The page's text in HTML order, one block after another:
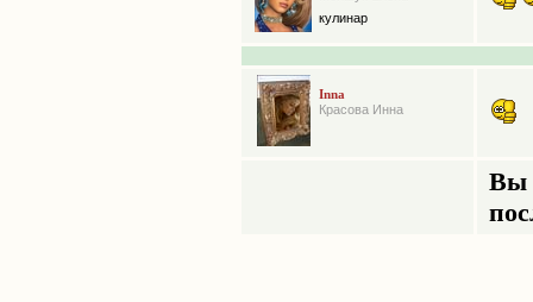
кулинар
Inna
Красова Инна
Вы